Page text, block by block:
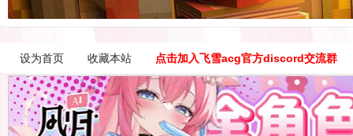
设为首页 收藏本站 点击加入飞雪acg官方discord交流群